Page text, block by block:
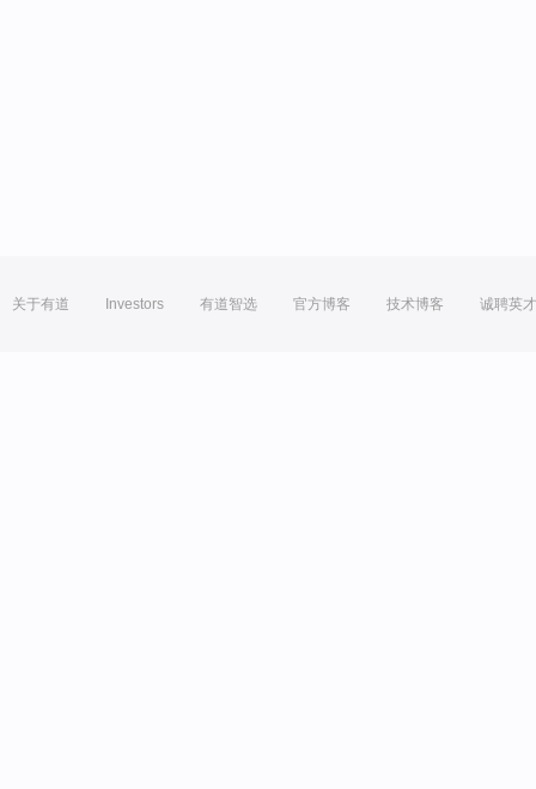
关于有道 Investors 有道智选 官方博客 技术博客 诚聘英才